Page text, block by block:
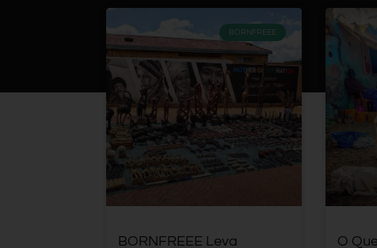
BORNFREEE
BORNFREEE Leva
O